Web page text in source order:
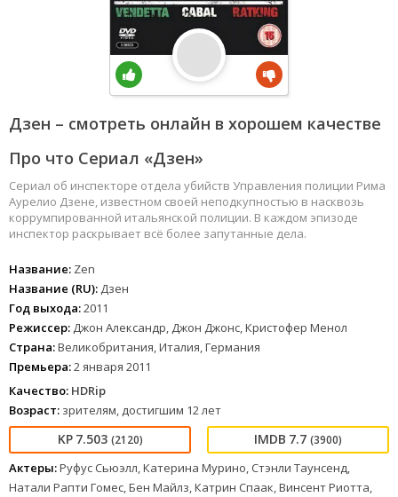
Дзен – смотреть онлайн в хорошем качестве
Про что Сериал «Дзен»
Сериал об инспекторе отдела убийств Управления полиции Рима
Аурелио Дзене, известном своей неподкупностью в насквозь
коррумпированной итальянской полиции. В каждом эпизоде
инспектор раскрывает всё более запутанные дела.
Название: Zen
Название (RU): Дзен
Год выхода:2011
Режиссер: Джон Александр, Джон Джонс, Кристофер Менол
Страна:Великобритания, Италия, Германия
Премьера:2 января 2011
Качество: HDRip
Возраст: зрителям, достигшим 12 лет
7.503 (2120) 7.7 (3900)
Актеры:Руфус Сьюэлл, Катерина Мурино, Стэнли Таунсенд,
Натали Рапти Гомес, Бен Майлз, Катрин Спаак, Винсент Риотта,